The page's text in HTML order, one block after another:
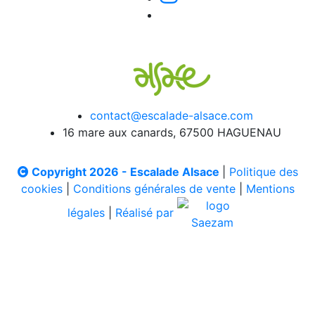
contact@escalade-alsace.com
16 mare aux canards, 67500 HAGUENAU
Copyright 2026 - Escalade Alsace
Politique des
cookies| Conditions générales de vente| Mentions
légales
Réalisé par